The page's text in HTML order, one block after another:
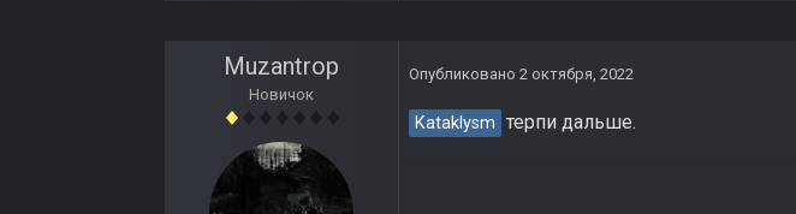
Muzantrop
Новичок
Опубликовано 2 октября, 2022
Kataklysm терпи дальше.